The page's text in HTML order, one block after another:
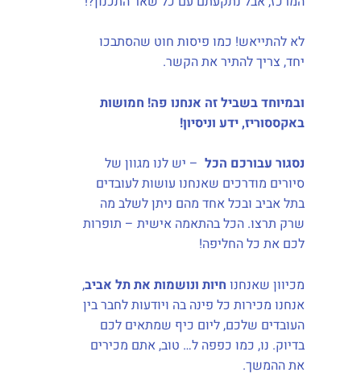
לא להתייאש! כמו פיסות חוט שהסתבכו
יחד, צריך להתיר את הקשר.
ובמיוחד בשביל זה אנחנו פה! חמושות
באקססוריז, ידע וניסיון!
נסגור עבורכם הכל – יש לנו מגוון של
סיורים מודרכים שאנחנו עושות לעובדים
בתל אביב ובכל אחד מהם ניתן לשלב מה
שרק תרצו. הכל בהתאמה אישית – תופרות
לכם את כל החליפה!
מכיוון שאנחנו חיות ונושמות את תל אביב,
אנחנו מכירות כל פינה בה ויודעות לחבר בין
העובדים שלכם, ליום כיף שמתאים לכם
בדיוק. נו, כמו כפפה ל… טוב, אתם מכירים
את ההמשך.